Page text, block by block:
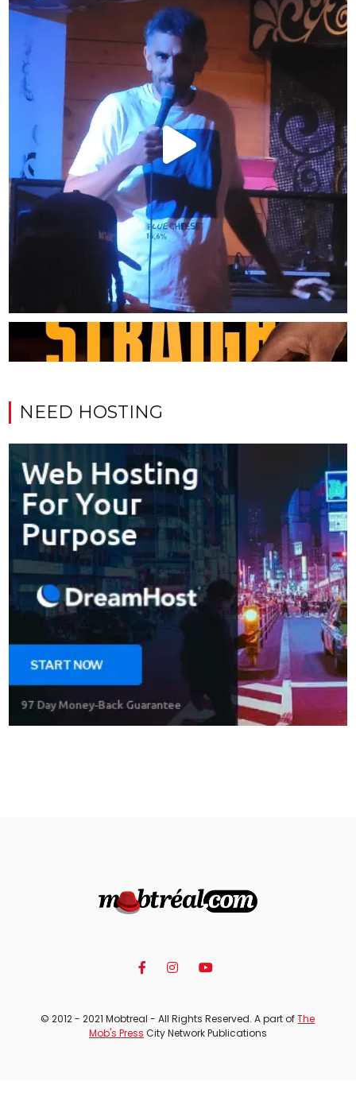
NEED HOSTING
© 2012 - 2021 Mobtreal - All Rights Reserved. A part ofThe
Mob's Press City Network Publications